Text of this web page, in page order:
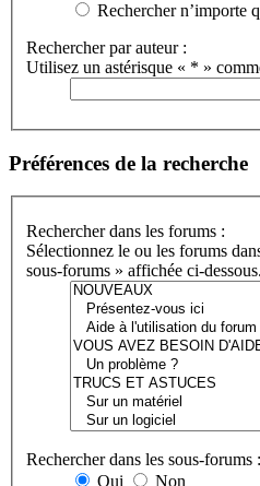
Rechercher n’importe
Rechercher par auteur :
Utilisez un astérisque « * »
Préférences de la recherche
Rechercher dans les forums :
Sélectionnez le ou les forums
sous-forums » affichée ci-dessous.
Rechercher dans les sous-forums :
Oui
Non